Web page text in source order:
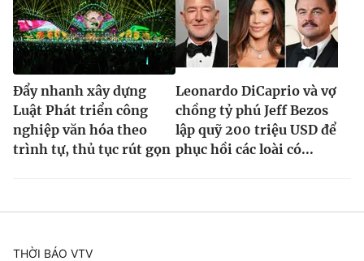
Đẩy nhanh xây dựng
Luật Phát triển công
nghiệp văn hóa theo
trình tự, thủ tục rút gọn
Leonardo DiCaprio và vợ
chồng tỷ phú Jeff Bezos
lập quỹ 200 triệu USD để
phục hồi các loài có...
THỜI BÁO VTV